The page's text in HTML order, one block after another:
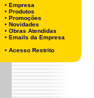
• Empresa
• Produtos
• Promoções
• Novidades
• Obras Atendidas
• Emails da Empresa
• Acesso Restrito